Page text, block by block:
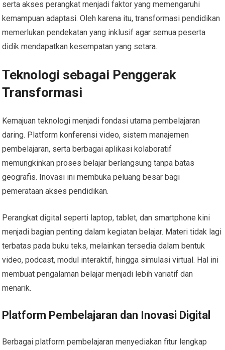
serta akses perangkat menjadi faktor yang memengaruhi
kemampuan adaptasi. Oleh karena itu, transformasi pendidikan
memerlukan pendekatan yang inklusif agar semua peserta
didik mendapatkan kesempatan yang setara.
Teknologi sebagai Penggerak
Transformasi
Kemajuan teknologi menjadi fondasi utama pembelajaran
daring. Platform konferensi video, sistem manajemen
pembelajaran, serta berbagai aplikasi kolaboratif
memungkinkan proses belajar berlangsung tanpa batas
geografis. Inovasi ini membuka peluang besar bagi
pemerataan akses pendidikan.
Perangkat digital seperti laptop, tablet, dan smartphone kini
menjadi bagian penting dalam kegiatan belajar. Materi tidak lagi
terbatas pada buku teks, melainkan tersedia dalam bentuk
video, podcast, modul interaktif, hingga simulasi virtual. Hal ini
membuat pengalaman belajar menjadi lebih variatif dan
menarik.
Platform Pembelajaran dan Inovasi Digital
Berbagai platform pembelajaran menyediakan fitur lengkap